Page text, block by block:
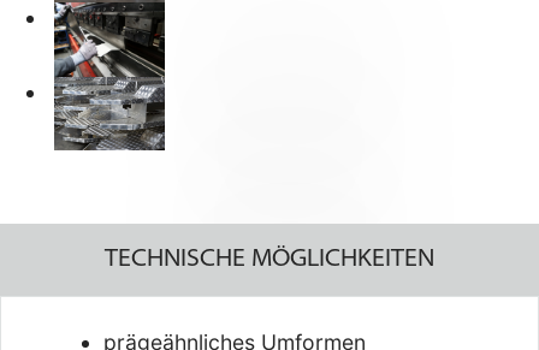
TECHNISCHE MÖGLICHKEITEN
prägeähnliches Umformen